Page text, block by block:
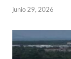
junio 29, 2026